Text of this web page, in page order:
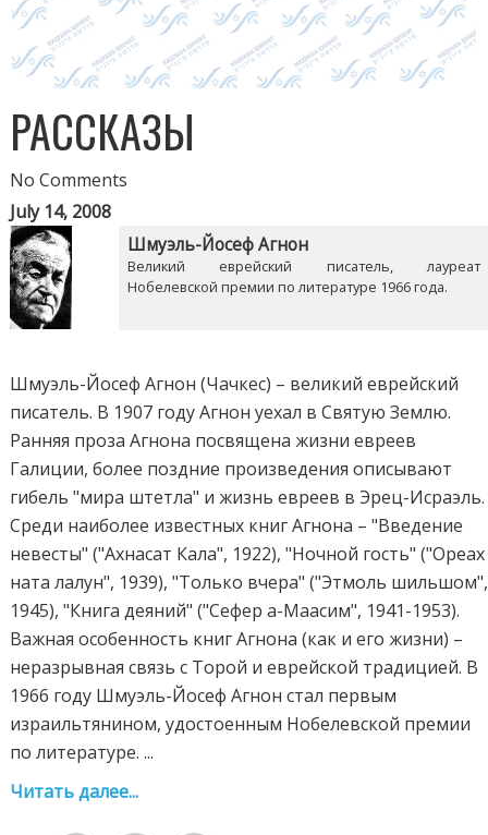
РАССКАЗЫ
No Comments
July 14, 2008
Шмуэль-Йосеф Агнон
Великий еврейский писатель, лауреат
Нобелевской премии по литературе 1966 года.
Шмуэль-Йосеф Агнон (Чачкес) – великий еврейский
писатель. В 1907 году Агнон уехал в Святую Землю.
Ранняя проза Агнона посвящена жизни евреев
Галиции, более поздние произведения описывают
гибель "мира штетла" и жизнь евреев в Эрец-Исраэль.
Среди наиболее известных книг Агнона – "Введение
невесты" ("Ахнасат Кала", 1922), "Ночной гость" ("Ореах
ната лалун", 1939), "Только вчера" ("Этмоль шильшом",
1945), "Книга деяний" ("Сефер а-Маасим", 1941-1953).
Важная особенность книг Агнона (как и его жизни) –
неразрывная связь с Торой и еврейской традицией. В
1966 году Шмуэль-Йосеф Агнон стал первым
израильтянином, удостоенным Нобелевской премии
по литературе. ...
Читать далее...